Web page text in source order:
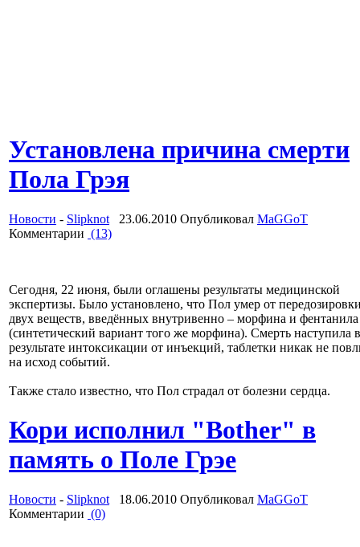
Установлена причина смерти
Пола Грэя
Новости - Slipknot 23.06.2010 Опубликовал MaGGoT
Комментарии (13)
Сегодня, 22 июня, были оглашены результаты медицинской
экспертизы. Было установлено, что Пол умер от
двух веществ, введённых внутривенно – морфина и фентанила
(синтетический вариант того же морфина). Смерть наступила в
результате интоксикации от инъекций, таблетки никак не
на исход событий.
Также стало известно, что Пол страдал от болезни сердца.
Кори исполнил "Bother" в
память о Поле Грэе
Новости - Slipknot 18.06.2010 Опубликовал MaGGoT
Комментарии (0)